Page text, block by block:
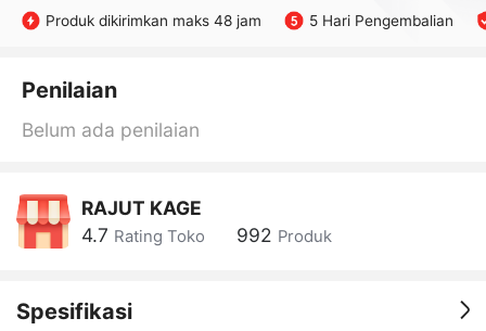
Produk dikirimkan maks 48 jam 5 Hari Pengembalian
Penilaian
Belum ada penilaian
RAJUT KAGE
4.7 Rating Toko 992 Produk
Spesifikasi